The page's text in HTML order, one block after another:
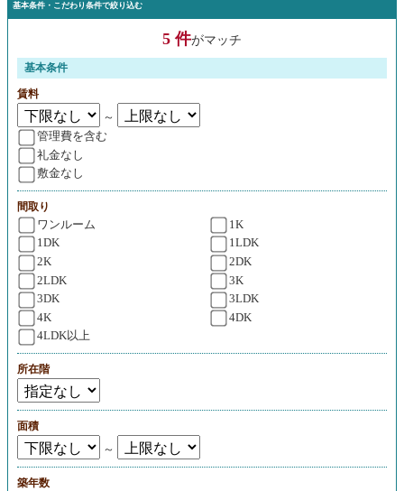
基本条件・こだわり条件で絞り込む
5 件がマッチ
基本条件
賃料
～
管理費を含む
礼金なし
敷金なし
間取り
ワンルーム
1K
1DK
1LDK
2K
2DK
2LDK
3K
3DK
3LDK
4K
4DK
4LDK以上
所在階
面積
～
築年数